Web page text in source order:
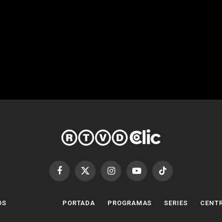
Facebook
X
InstagramYouTubeTikTok
PORTADA PROGRAMAS SERIES